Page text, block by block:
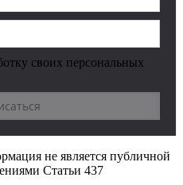
своих персональных
не является публичной
Статьи 437